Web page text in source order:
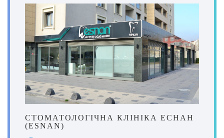
СТОМАТОЛОГІЧНА КЛІНІКА ЕСНАН
(ESNAN)